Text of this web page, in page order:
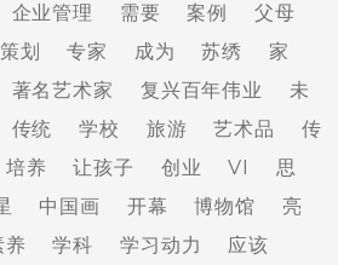
企业管理 需要 案例
父母
划 专家 成为 苏绣
家
著名艺术家 复兴百年伟业
未
传统 学校 旅游 艺术品
传
培养 让孩子 创业 VI
思
中国画 开幕 博物馆
亮
养 学科 学习动力 应该